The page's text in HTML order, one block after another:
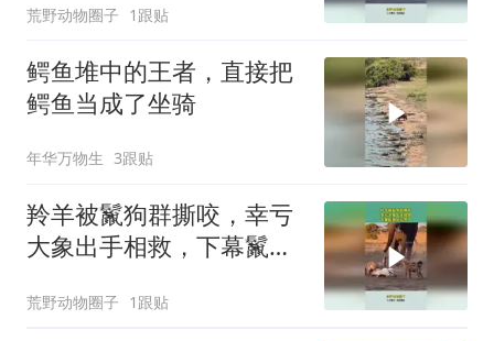
荒野动物圈子 1跟贴
鳄鱼堆中的王者，直接把
鳄鱼当成了坐骑
年华万物生 3跟贴
羚羊被鬣狗群撕咬，幸亏
大象出手相救，下幕鬣狗
荒野动物圈子 1跟贴